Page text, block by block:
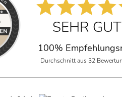
SEHR GUT
100%
Durchschnitt aus 32